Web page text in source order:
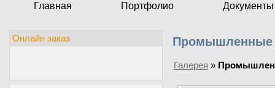
Главная Портфолио Документы
Онлайн заказ Промышленные
Галерея »